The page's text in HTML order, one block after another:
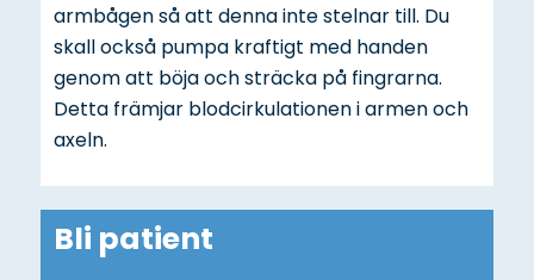
armbågen så att denna inte stelnar till. Du
skall också pumpa kraftigt med handen
genom att böja och sträcka på fingrarna.
Detta främjar blodcirkulationen i armen och
axeln.
Bli patient